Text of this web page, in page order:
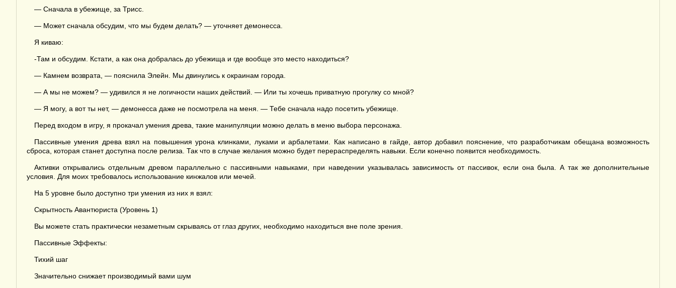
— Сначала в убежище, за Трисс.
— Может сначала обсудим, что мы будем делать? — уточняет демонесса.
Я киваю:
-Там и обсудим. Кстати, а как она добралась до убежища и где вообще это место находиться?
— Камнем возврата, — пояснила Элейн. Мы двинулись к окраинам города.
— А мы не можем? — удивился я не логичности наших действий. — Или ты хочешь приватную прогулку со мной?
— Я могу, а вот ты нет, — демонесса даже не посмотрела на меня. — Тебе сначала надо посетить убежище.
Перед входом в игру, я прокачал умения древа, такие манипуляции можно делать в меню выбора персонажа.
Пассивные умения древа взял на повышения урона клинками, луками и арбалетами. Как написано в гайде, автор добавил пояснение, что разработчикам обещана возможность
сброса, которая станет доступна после релиза. Так что в случае желания можно будет перераспределять навыки. Если конечно появится необходимость.
Активки открывались отдельным древом параллельно с пассивными навыками, при наведении указывалась зависимость от пассивок, если она была. А так же дополнительные
условия. Для моих требовалось использование кинжалов или мечей.
На 5 уровне было доступно три умения из них я взял:
Скрытность Авантюриста (Уровень 1)
Вы можете стать практически незаметным скрываясь от глаз других, необходимо находиться вне поле зрения.
Пассивные Эффекты:
Тихий шаг
Значительно снижает производимый вами шум